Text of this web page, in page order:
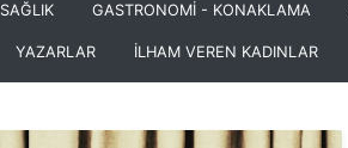
SAĞLIK GASTRONOMİ - KONAKLAMA
YAZARLAR İLHAM VEREN KADINLAR